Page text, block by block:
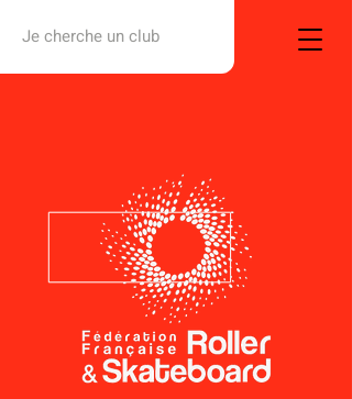
Je cherche un club